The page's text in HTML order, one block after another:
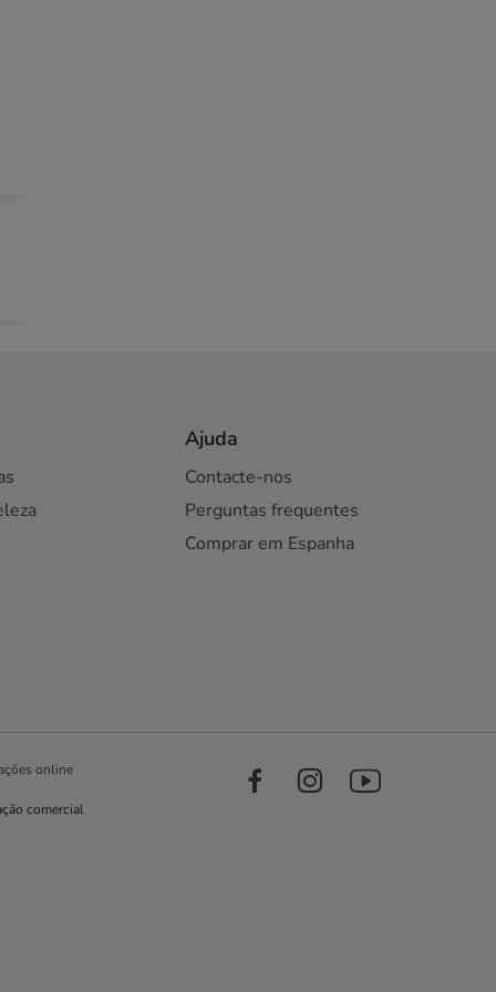
Ajuda
Contacte-nos
Perguntas frequentes
Comprar em Espanha
online
comercial